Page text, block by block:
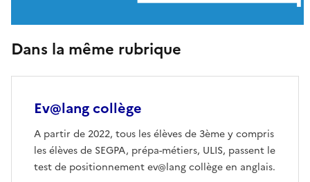
Dans la même rubrique
Ev@lang collège
A partir de 2022, tous les élèves de 3ème y compris
les élèves de SEGPA, prépa-métiers, ULIS, passent le
test de positionnement ev@lang collège en anglais.